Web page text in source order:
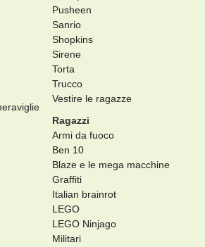
Pusheen
Sanrio
Shopkins
Sirene
Torta
Trucco
Vestire le ragazze
Ragazzi
Armi da fuoco
Ben 10
Blaze e le mega macchine
Graffiti
Italian brainrot
LEGO
LEGO Ninjago
Militari